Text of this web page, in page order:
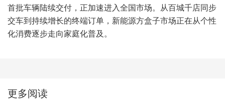
首批车辆陆续交付，正加速进入全国市场。从百城千店同步
交车到持续增长的终端订单，新能源方盒子市场正在从个性
化消费逐步走向家庭化普及。
更多阅读